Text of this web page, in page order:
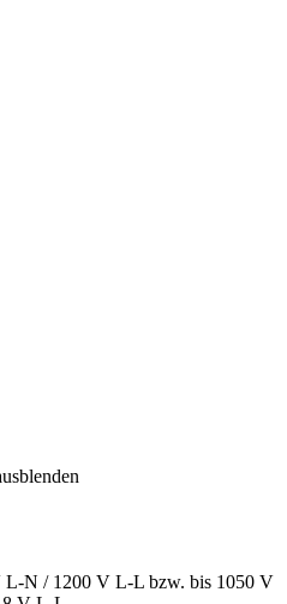
L-N / 1200 V L-L bzw. bis 1050 V